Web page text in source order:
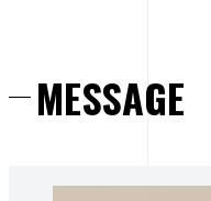
MESSAGE